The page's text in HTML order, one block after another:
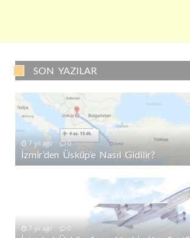
SON YAZILAR
7 yıl ago 0
İzmir’den Üsküp’e Nasıl Gidilir?
7 yıl ago 0